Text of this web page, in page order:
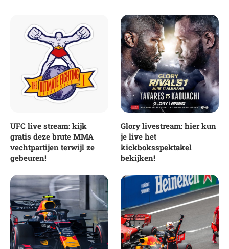
UFC live stream: kijk
gratis deze brute MMA
vechtpartijen terwijl ze
gebeuren!
Glory livestream: hier kun
je live het
kickboksspektakel
bekijken!